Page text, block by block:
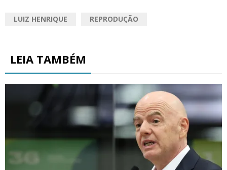
LUIZ HENRIQUE REPRODUÇÃO
LEIA TAMBÉM